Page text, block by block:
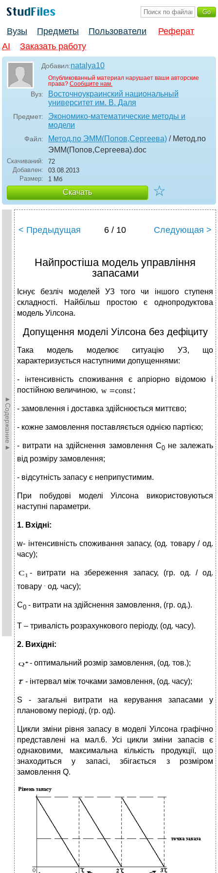
Вузы Предметы Пользователи
Реферат
AI
Заказать работу
Добавил:natalya10
Опубликованный материал нарушает ваши авторские
права? Сообщите нам.
Вуз:
Восточноукраинский национальный
университет им. В. Даля
Предмет:
Экономико-математические методы и
модели
Файл: Метод.по ЭММ(Попов,Сергеева) / Метод.по
ЭММ(Попов,Сергеева).doc
Скачиваний:
72
Добавлен:
03.08.2013
Размер:
1 Мб
Скачать ☆
►Содержание►
< Предыдущая 6 / 10 Следующая >
Найпростіша модель управління
запасами
Існує безліч моделей УЗ того чи іншого ступеня
складності. Найбільш простою є однопродуктова
модель Уілсона.
Допущення моделі Уілсона без дефіциту
Така модель моделює ситуацію УЗ, що
характеризується наступними допущеннями:
- інтенсивність споживання є апріорно відомою і
постійною величиною,
;
- замовлення і доставка здійснюється миттєво;
- кожне замовлення поставляється однією партією;
- витрати на здійснення замовлення С0не залежать
від розміру замовлення;
- відсутність запасу є неприпустимим.
При побудові моделі Уілсона використовуються
наступні параметри.
1. Вхідні:
w- інтенсивність споживання запасу, (од. товару / од.
часу);
- витрати на збереження запасу, (гр. од. / од.
товару
од. часу);
C0 - витрати на здійснення замовлення, (гр. од.).
Т – тривалість розрахункового періоду, (од. часу).
2. Вихідні:
- оптимальний розмір замовлення, (од. тов.);
- інтервал між точками замовлення, (од. часу);
S - загальні витрати на керування запасами у
плановому періоді, (гр. од).
Цикли зміни рівня запасу в моделі Уілсона графічно
представлені на мал.6. Усі цикли зміни запасів є
однаковими, максимальна кількість продукції, що
знаходиться у запасі, збігається з розміром
замовлення Q.